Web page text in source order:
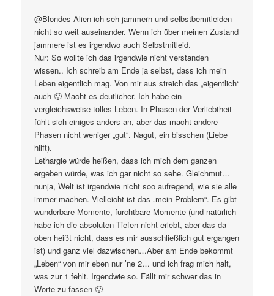
@Blondes Alien ich seh jammern und selbstbemitleiden
nicht so weit auseinander. Wenn ich über meinen Zustand
jammere ist es irgendwo auch Selbstmitleid.
Nur: So wollte ich das irgendwie nicht verstanden
wissen.. Ich schreib am Ende ja selbst, dass ich mein
Leben eigentlich mag. Von mir aus streich das „eigentlich“
auch 🙂 Macht es deutlicher. Ich habe ein
vergleichsweise tolles Leben. In Phasen der Verliebtheit
fühlt sich einiges anders an, aber das macht andere
Phasen nicht weniger „gut“. Nagut, ein bisschen (Liebe
hilft).
Lethargie würde heißen, dass ich mich dem ganzen
ergeben würde, was ich gar nicht so sehe. Gleichmut…
nunja, Welt ist irgendwie nicht soo aufregend, wie sie alle
immer machen. Vielleicht ist das „mein Problem“. Es gibt
wunderbare Momente, furchtbare Momente (und natürlich
habe ich die absoluten Tiefen nicht erlebt, aber das da
oben heißt nicht, dass es mir ausschließlich gut ergangen
ist) und ganz viel dazwischen…Aber am Ende bekommt
„Leben“ von mir eben nur ’ne 2… und ich frag mich halt,
was zur 1 fehlt. Irgendwie so. Fällt mir schwer das in
Worte zu fassen 🙂